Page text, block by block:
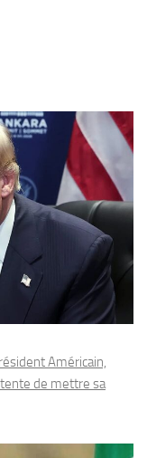
Américain,
tente de mettre sa